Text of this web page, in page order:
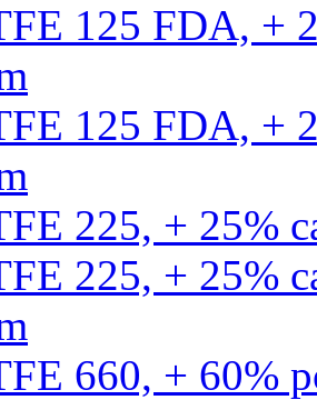
125 FDA, +
125 FDA, +
225, + 25%
225, + 25%
660, + 60%